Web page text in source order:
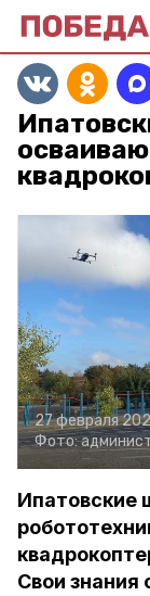
27 февраля
Фото:
Ипатовские
Свои знания